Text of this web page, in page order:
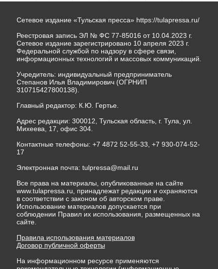
Сетевое издание «Тульская пресса» https://tulapressa.ru/
Реестровая запись ЭЛ № ФС 77-85016 от 10.04.2023 г.
Сетевое издание зарегистрировано 10 апреля 2023 г.
Федеральной службой по надзору в сфере связи,
информационных технологий и массовых коммуникаций.
Учредитель: индивидуальный предприниматель
Степанов Илья Владимирович (ОГРНИП
310715427800138).
Главный редактор: К.Ю. Гертье.
Адрес редакции: 300012, Тульская область, г. Тула, ул.
Михеева, 17, офис 304.
Контактные телефоны: +7 4872 52-55-33, +7 930-074-52-
17
Электронная почта: tulpressa@mail.ru
Все права на материалы, опубликованные на сайте
www.tulapressa.ru, принадлежат редакции и охраняются
в соответствии с законом об авторском праве.
Использование материалов допускается при
соблюдении Правил их использования, размещенных на
сайте.
Правила использования материалов
Договор публичной оферты
На информационном ресурсе применяются